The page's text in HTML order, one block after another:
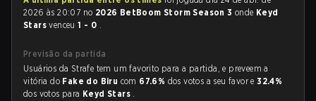
2026 às 20:07 no 2026 BetBoom Storm Season 3onde Keyd
Starsvenceu1 - 0 .
Previsão da partida
Usuários da Strafe tem um favorito para a partida, e preveem a
vitória do Fake do Biru com 67.6% dos votos a seu favor e32.4%
dos votos para Keyd Stars .